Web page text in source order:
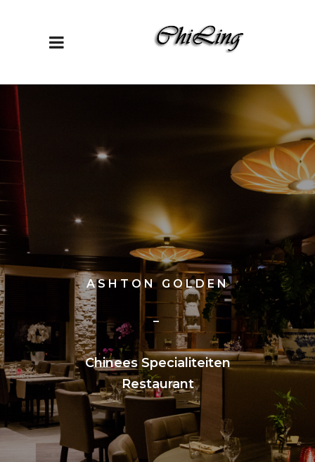
ASHTON GOLDEN
Chinees Specialiteiten
Restaurant